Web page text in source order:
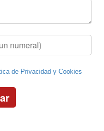
de Privacidad y Cookies